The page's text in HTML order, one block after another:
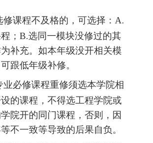
修课程不及格的，可选择： A.
；B.选同一模块没修过的其
补充。如本年级没开相关模
跟低年级补修。
业必修课程重修须选本学院相
的课程，不得选工程学院或
学院开的同门课程 ， 否则，因
不一致等导致的后果自负。